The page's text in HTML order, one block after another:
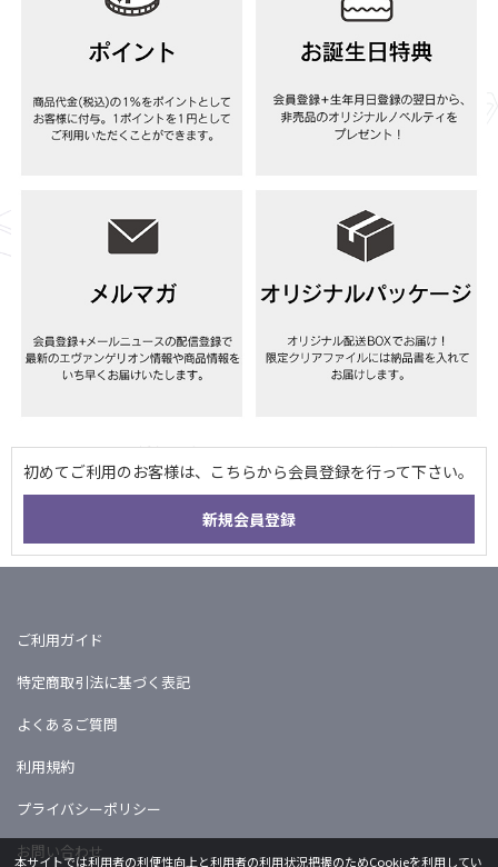
ご利用ガイド
特定商取引法に基づく表記
よくあるご質問
利用規約
プライバシーポリシー
お問い合わせ
本サイトでは利用者の利便性向上と利用者の利用状況把握のためCookieを利用してい